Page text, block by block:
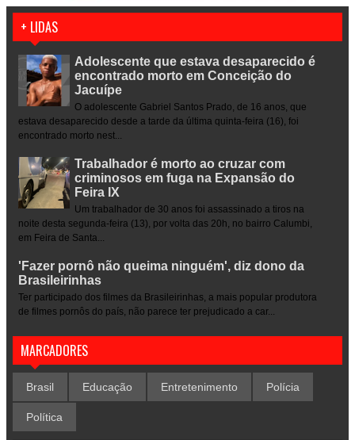
+ LIDAS
Adolescente que estava desaparecido é
encontrado morto em Conceição do
Jacuípe
O adolescente Gabriel Santos Prado, de 16 anos, que
estava desaparecido desde a tarde da última quinta-feira (16), foi
encontrado morto nest...
Trabalhador é morto ao cruzar com
criminosos em fuga na Expansão do
Feira IX
Um trabalhador de 30 anos foi assassinado a tiros na
noite desta segunda-feira (13), por volta das 20h, no bairro Calumbi,
em Feira de Santa...
'Fazer pornô não queima ninguém', diz dono da
Brasileirinhas
Ter participado dos filmes da Brasileirinhas, a mais popular produtora
de filmes pornôs do país, não parece ter prejudicado a car...
MARCADORES
Brasil Educação Entretenimento Polícia
Política